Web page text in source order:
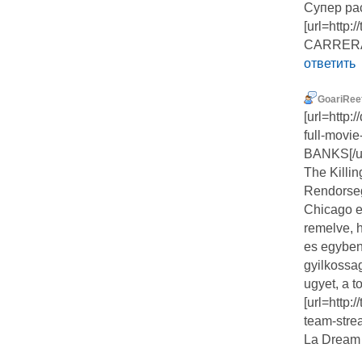
Cупер
ответить
full-
BANKS[/
The
Chicago
remelve,
es
ugyet, a
team-
La